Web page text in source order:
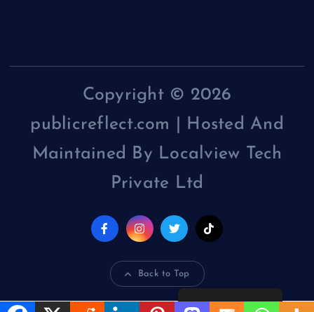
Copyright © 2026
publicreflect.com | Hosted And
Maintained By Localview Tech
Private Ltd
Back to Top